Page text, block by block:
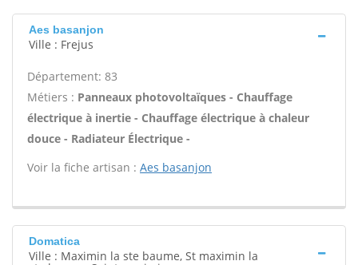
Aes basanjon
Ville : Frejus
Département: 83
Métiers : Panneaux photovoltaïques - Chauffage
électrique à inertie - Chauffage électrique à chaleur
douce - Radiateur Électrique -
Voir la fiche artisan : Aes basanjon
Domatica
Ville : Maximin la ste baume, St maximin la